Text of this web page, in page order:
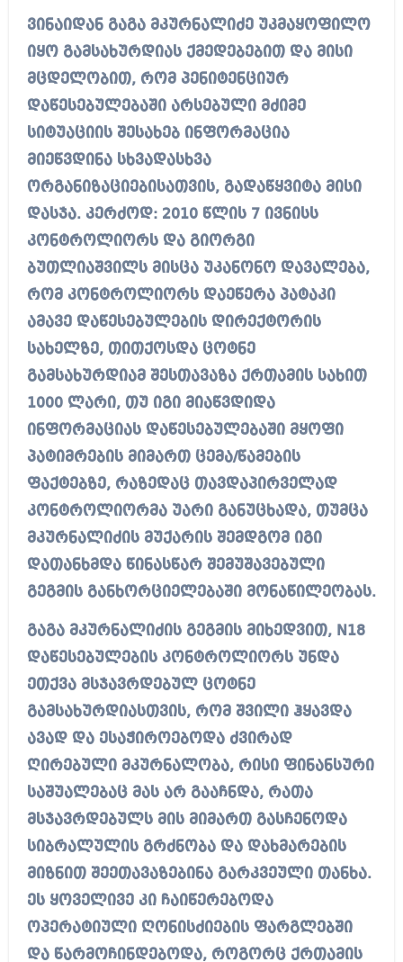
ვინაიდან გაგა მკურნალიძე უკმაყოფილო
იყო გამსახურდიას ქმედებებით და მისი
მცდელობით, რომ პენიტენციურ
დაწესებულებაში არსებული მძიმე
სიტუაციის შესახებ ინფორმაცია
მიეწვდინა სხვადასხვა
ორგანიზაციებისათვის, გადაწყვიტა მისი
დასჯა. კერძოდ: 2010 წლის 7 ივნისს
კონტროლიორს და გიორგი
ბუთლიაშვილს მისცა უკანონო დავალება,
რომ კონტროლიორს დაეწერა პატაკი
ამავე დაწესებულების დირექტორის
სახელზე, თითქოსდა ცოტნე
გამსახურდიამ შესთავაზა ქრთამის სახით
1000 ლარი, თუ იგი მიაწვდიდა
ინფორმაციას დაწესებულებაში მყოფი
პატიმრების მიმართ ცემა/წამების
ფაქტებზე, რაზედაც თავდაპირველად
კონტროლიორმა უარი განუცხადა, თუმცა
მკურნალიძის მუქარის შემდგომ იგი
დათანხმდა წინასწარ შემუშავებული
გეგმის განხორციელებაში მონაწილეობას.
გაგა მკურნალიძის გეგმის მიხედვით, N18
დაწესებულების კონტროლიორს უნდა
ეთქვა მსჯავრდებულ ცოტნე
გამსახურდიასთვის, რომ შვილი ჰყავდა
ავად და ესაჭიროებოდა ძვირად
ღირებული მკურნალობა, რისი ფინანსური
საშუალებაც მას არ გააჩნდა, რათა
მსჯავრდებულს მის მიმართ გასჩენოდა
სიბრალულის გრძნობა და დახმარების
მიზნით შეეთავაზებინა გარკვეული თანხა.
ეს ყოველივე კი ჩაიწერებოდა
ოპერატიული ღონისძიების ფარგლებში
და წარმოჩინდებოდა, როგორც ქრთამის